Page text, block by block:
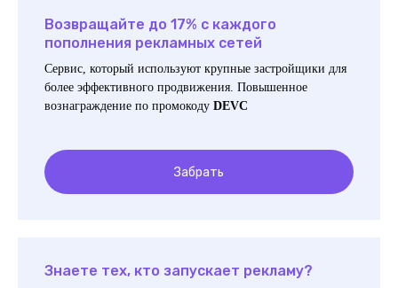
Возвращайте до 17% с каждого
пополнения рекламных сетей
Сервис, который используют крупные застройщики для
более эффективного продвижения. Повышенное
вознаграждение по промокоду DEVC
Забрать
Знаете тех, кто запускает рекламу?